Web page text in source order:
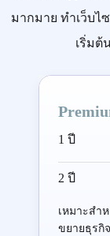
มากมาย ทำเว็บไ
เริ่มต้
1 ปี
2 ปี
เหมาะสำ
ขยายธุรกิจ